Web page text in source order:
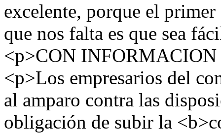
excelente, porque el
que nos falta es que sea
<p>CON
<p>Los empresarios del
al amparo contra las
obligación de subir la